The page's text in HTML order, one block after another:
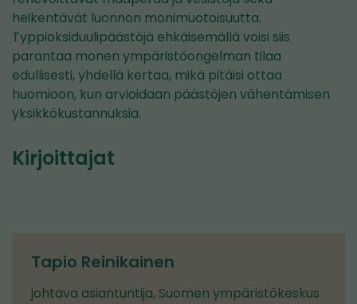
heikentävät luonnon monimuotoisuutta.
Typpioksiduulipäästöjä ehkäisemällä voisi siis
parantaa monen ympäristöongelman tilaa
edullisesti, yhdellä kertaa, mikä pitäisi ottaa
huomioon, kun arvioidaan päästöjen vähentämisen
yksikkökustannuksia.
Kirjoittajat
Tapio Reinikainen
johtava asiantuntija, Suomen ympäristökeskus